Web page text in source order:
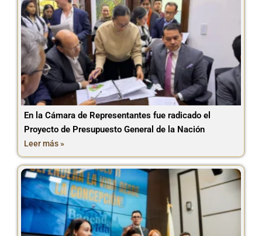
En la Cámara de Representantes fue radicado el
Proyecto de Presupuesto General de la Nación
Leer más »